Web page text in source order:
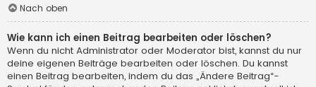
Nach oben
Wie kann ich einen Beitrag bearbeiten oder löschen?
Wenn du nicht Administrator oder Moderator bist, kannst du nur
deine eigenen Beiträge bearbeiten oder löschen. Du kannst
einen Beitrag bearbeiten, indem du das „Ändere Beitrag“-